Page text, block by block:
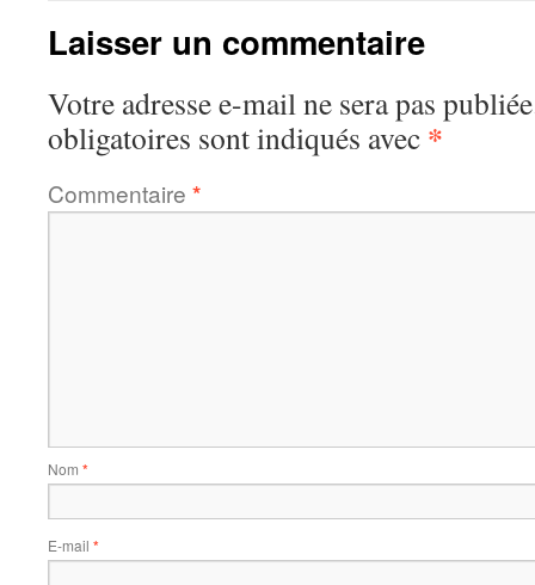
Laisser un commentaire
Votre adresse e-mail ne sera pas
obligatoires sont indiqués avec *
Commentaire *
Nom *
E-mail *